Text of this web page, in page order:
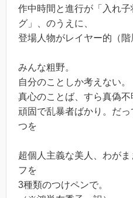
作中時間と進行が「入れ
グ」、のうえに、
登場人物がレイヤー的（階
みんな粗野。
自分のことしか考えない。
真心のことば、すら真偽不
頑固で乱暴者ばかり。だ
つを
超個人主義な美人、わが
フを
3種類のつけペンで。